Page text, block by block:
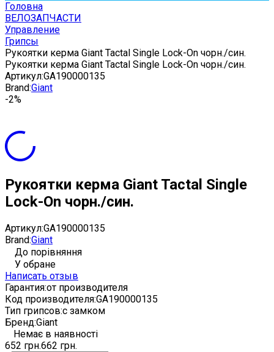
Головна
ВЕЛОЗАПЧАСТИ
Управление
Грипсы
Рукоятки керма Giant Tactal Single Lock-On чорн./син.
Рукоятки керма Giant Tactal Single Lock-On чорн./син.
Артикул:GA190000135
Brand:Giant
-2%
Рукоятки керма Giant Tactal Single
Lock-On чорн./син.
Артикул:GA190000135
Brand:Giant
До порівняння
У обране
Написать отзыв
Гарантия:от производителя
Код производителя:GA190000135
Тип грипсов:с замком
Бренд:Giant
Немає в наявності
652 грн.662 грн.